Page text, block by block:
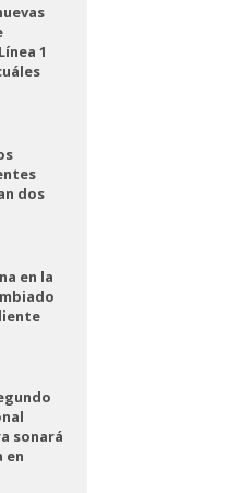
1
dos
en la
sonará
en